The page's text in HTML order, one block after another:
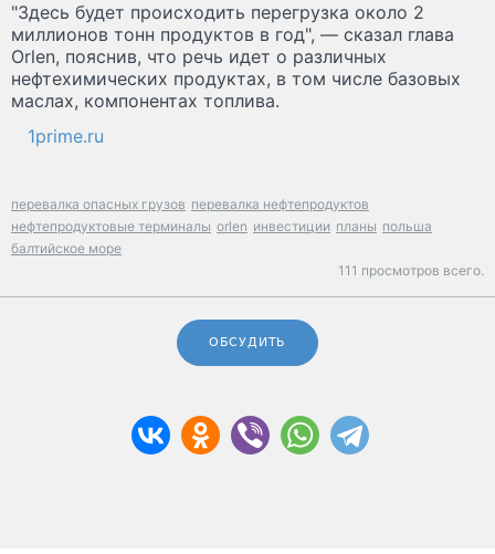
"Здесь будет происходить перегрузка около 2
миллионов тонн продуктов в год", — сказал глава
Orlen, пояснив, что речь идет о различных
нефтехимических продуктах, в том числе базовых
маслах, компонентах топлива.
1prime.ru
перевалка опасных грузов перевалка нефтепродуктов
нефтепродуктовые терминалы orlen инвестиции планы польша
балтийское море
111 просмотров всего.
ОБСУДИТЬ